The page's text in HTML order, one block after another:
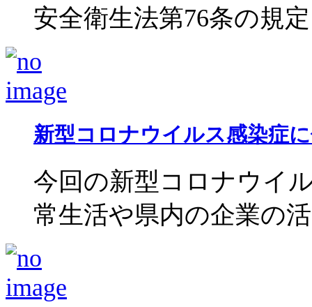
安全衛生法第76条の規
新型コロナウイルス感染症
今回の新型コロナウイ
常生活や県内の企業の